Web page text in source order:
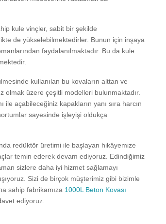
kule vinçler, sabit bir şekilde
de yükselebilmektedirler. Bunun için inşaya
faydalanılmaktadır. Bu da kule
kullanılan bu kovaların alttan ve
olmak üzere çeşitli modelleri bulunmaktadır.
ile açabileceğiniz kapakların yanı sıra harcın
sayesinde işleyişi oldukça
redüktör üretimi ile başlayan hikâyemize
temin ederek devam ediyoruz. Edindiğimiz
sizlere daha iyi hizmet sağlamayı
Sizi de birçok müşterimiz gibi bizimle
sahip fabrikamıza 1000L Beton Kovası
ediyoruz.